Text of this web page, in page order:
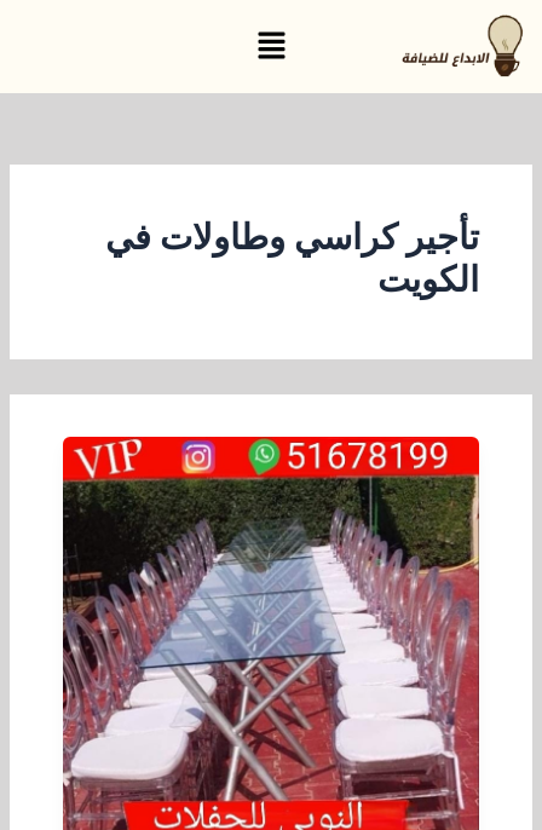
تخطي
إلى
المحتوى
القائمة
تأجير كراسي وطاولات في
الكويت